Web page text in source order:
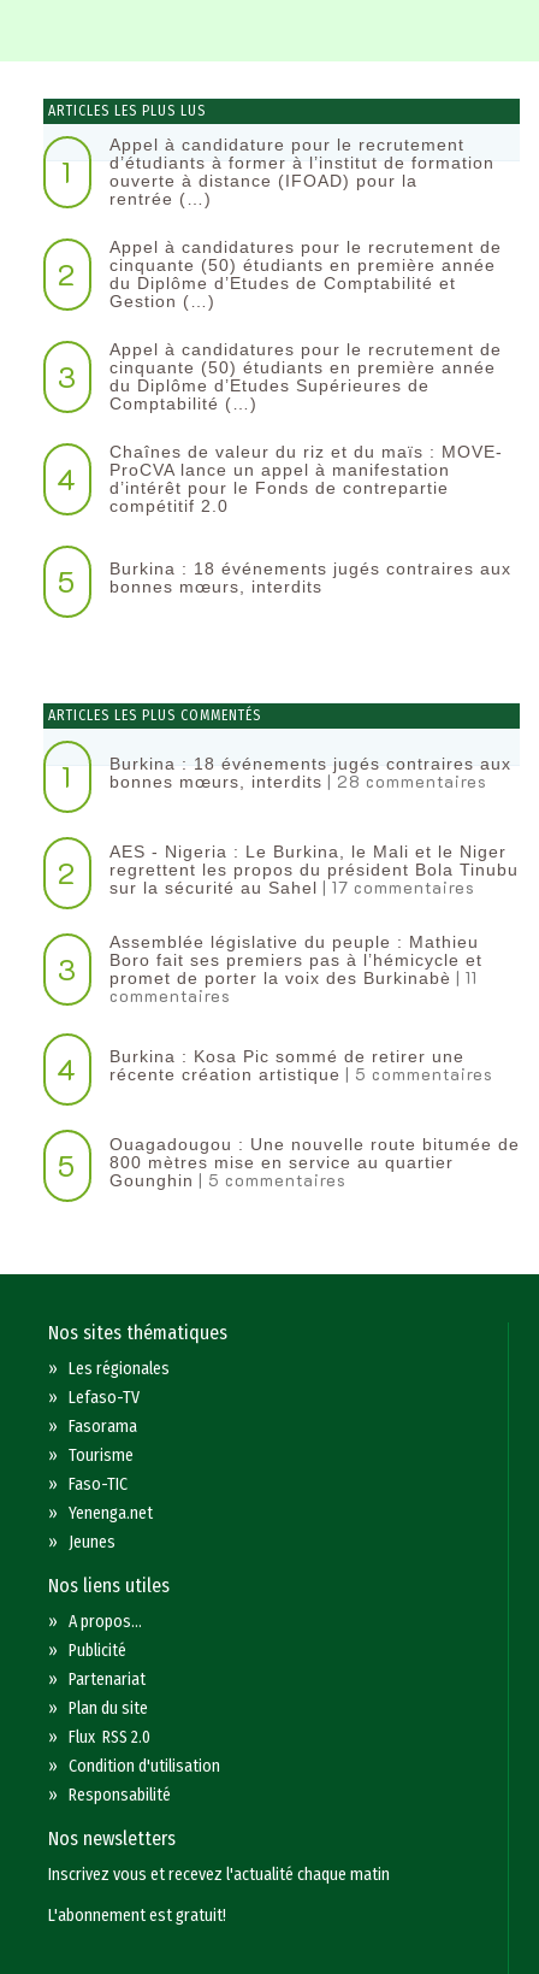
ARTICLES LES PLUS LUS
1
Appel à candidature pour le recrutement
d’étudiants à former à l’institut de formation
ouverte à distance (IFOAD) pour la
rentrée (…)
2
Appel à candidatures pour le recrutement de
cinquante (50) étudiants en première année
du Diplôme d’Etudes de Comptabilité et
Gestion (…)
3
Appel à candidatures pour le recrutement de
cinquante (50) étudiants en première année
du Diplôme d’Etudes Supérieures de
Comptabilité (…)
4
Chaînes de valeur du riz et du maïs : MOVE-
ProCVA lance un appel à manifestation
d’intérêt pour le Fonds de contrepartie
compétitif 2.0
5
Burkina : 18 événements jugés contraires aux
bonnes mœurs, interdits
ARTICLES LES PLUS COMMENTÉS
1
Burkina : 18 événements jugés contraires aux
bonnes mœurs, interdits | 28 commentaires
2
AES - Nigeria : Le Burkina, le Mali et le Niger
regrettent les propos du président Bola Tinubu
sur la sécurité au Sahel | 17 commentaires
3
Assemblée législative du peuple : Mathieu
Boro fait ses premiers pas à l’hémicycle et
promet de porter la voix des Burkinabè | 11
commentaires
4
Burkina : Kosa Pic sommé de retirer une
récente création artistique | 5 commentaires
5
Ouagadougou : Une nouvelle route bitumée de
800 mètres mise en service au quartier
Gounghin | 5 commentaires
Nos sites thématiques
»Les régionales
»Lefaso-TV
»Fasorama
»Tourisme
»Faso-TIC
»Yenenga.net
» Jeunes
Nos liens utiles
»A propos...
»Publicité
»Partenariat
»Plan du site
»Flux RSS 2.0
»Condition d'utilisation
»Responsabilité
Nos newsletters
Inscrivez vous et recevez l'actualité chaque matin
L'abonnement est gratuit!